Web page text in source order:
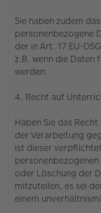
Sie haben zudem
personenbezogene
der in Art. 17 EU-
z.B. wenn die
werden.
4. Recht auf
Haben Sie das
der Verarbeitung
ist dieser
oder Löschung der
mitzuteilen, es sei
einem